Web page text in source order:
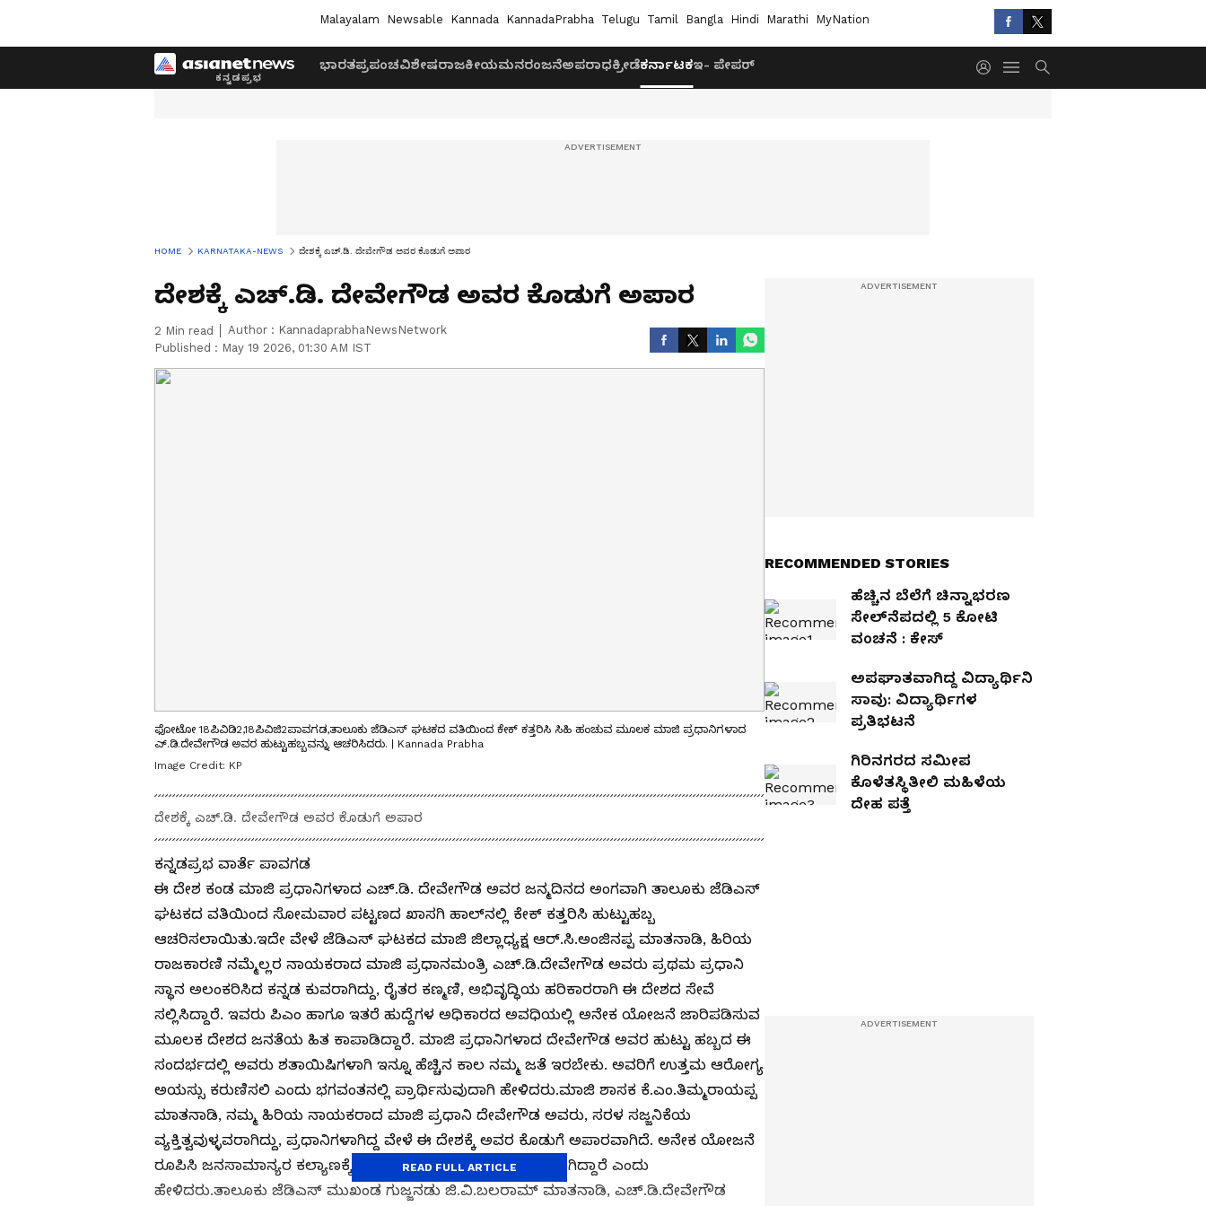
Malayalam Newsable Kannada KannadaPrabha Telugu Tamil Bangla Hindi Marathi MyNation
ಭಾರತಪ್ರಪಂಚವಿಶೇಷರಾಜಕೀಯಮನರಂಜನೆಅಪರಾಧಕ್ರೀಡೆಕರ್ನಾಟಕಇ- ಪೇಪರ್
HOME KARNATAKA-NEWS ದೇಶಕ್ಕೆ ಎಚ್‌.ಡಿ. ದೇವೇಗೌಡ ಅವರ ಕೊಡುಗೆ ಅಪಾರ
ದೇಶಕ್ಕೆ ಎಚ್‌.ಡಿ. ದೇವೇಗೌಡ ಅವರ ಕೊಡುಗೆ ಅಪಾರ
2 Min read Author : KannadaprabhaNewsNetwork
Published : May 19 2026, 01:30 AM IST
ಫೋಟೋ 18ಪಿವಿಡಿ2,18ಪಿವಿಜಿ2ಪಾವಗಡ,ತಾಲೂಕು ಜೆಡಿಎಸ್‌ ಘಟಕದ ವತಿಯಿಂದ ಕೇಕ್‌ ಕತ್ತರಿಸಿ ಸಿಹಿ ಹಂಚುವ ಮೂಲಕ ಮಾಜಿ ಪ್ರಧಾನಿಗಳಾದ
ಎ್‌.ಡಿ.ದೇವೇಗೌಡ ಅವರ ಹುಟ್ಟುಹಬ್ಬವನ್ನು ಆಚರಿಸಿದರು. | Kannada Prabha
Image Credit: KP
ದೇಶಕ್ಕೆ ಎಚ್‌.ಡಿ. ದೇವೇಗೌಡ ಅವರ ಕೊಡುಗೆ ಅಪಾರ
ಕನ್ನಡಪ್ರಭ ವಾರ್ತೆ ಪಾವಗಡ
ಈ ದೇಶ ಕಂಡ ಮಾಜಿ ಪ್ರಧಾನಿಗಳಾದ ಎಚ್‌.ಡಿ. ದೇವೇಗೌಡ ಅವರ ಜನ್ಮದಿನದ ಅಂಗವಾಗಿ ತಾಲೂಕು ಜೆಡಿಎಸ್‌
ಘಟಕದ ವತಿಯಿಂದ ಸೋಮವಾರ ಪಟ್ಟಣದ ಖಾಸಗಿ ಹಾಲ್‌ನಲ್ಲಿ ಕೇಕ್‌ ಕತ್ತರಿಸಿ ಹುಟ್ಟುಹಬ್ಬ
ಆಚರಿಸಲಾಯಿತು.ಇದೇ ವೇಳೆ ಜೆಡಿಎಸ್‌ ಘಟಕದ ಮಾಜಿ ಜಿಲ್ಲಾಧ್ಯಕ್ಷ ಆರ್‌.ಸಿ.ಅಂಜಿನಪ್ಪ ಮಾತನಾಡಿ, ಹಿರಿಯ
ರಾಜಕಾರಣಿ ನಮ್ಮೆಲ್ಲರ ನಾಯಕರಾದ ಮಾಜಿ ಪ್ರಧಾನಮಂತ್ರಿ ಎಚ್‌.ಡಿ.ದೇವೇಗೌಡ ಅವರು ಪ್ರಥಮ ಪ್ರಧಾನಿ
ಸ್ಥಾನ ಅಲಂಕರಿಸಿದ ಕನ್ನಡ ಕುವರಾಗಿದ್ದು, ರೈತರ ಕಣ್ಮಣಿ, ಅಭಿವೃದ್ಧಿಯ ಹರಿಕಾರರಾಗಿ ಈ ದೇಶದ ಸೇವೆ
ಸಲ್ಲಿಸಿದ್ದಾರೆ. ಇವರು ಪಿಎಂ ಹಾಗೂ ಇತರೆ ಹುದ್ದೆಗಳ ಅಧಿಕಾರದ ಅವಧಿಯಲ್ಲಿ ಅನೇಕ ಯೋಜನೆ ಜಾರಿಪಡಿಸುವ
ಮೂಲಕ ದೇಶದ ಜನತೆಯ ಹಿತ ಕಾಪಾಡಿದ್ದಾರೆ. ಮಾಜಿ ಪ್ರಧಾನಿಗಳಾದ ದೇವೇಗೌಡ ಅವರ ಹುಟ್ಟು ಹಬ್ಬದ ಈ
ಸಂದರ್ಭದಲ್ಲಿ ಅವರು ಶತಾಯಿಷಿಗಳಾಗಿ ಇನ್ನೂ ಹೆಚ್ಚಿನ ಕಾಲ ನಮ್ಮ ಜತೆ ಇರಬೇಕು. ಅವರಿಗೆ ಉತ್ತಮ ಆರೋಗ್ಯ
ಅಯಸ್ಸು ಕರುಣಿಸಲಿ ಎಂದು ಭಗವಂತನಲ್ಲಿ ಪ್ರಾರ್ಥಿಸುವುದಾಗಿ ಹೇಳಿದರು.ಮಾಜಿ ಶಾಸಕ ಕೆ.ಎಂ.ತಿಮ್ಮರಾಯಪ್ಪ
ಮಾತನಾಡಿ, ನಮ್ಮ ಹಿರಿಯ ನಾಯಕರಾದ ಮಾಜಿ ಪ್ರಧಾನಿ ದೇವೇಗೌಡ ಅವರು, ಸರಳ ಸಜ್ಜನಿಕೆಯ
ವ್ಯಕ್ತಿತ್ವವುಳ್ಳವರಾಗಿದ್ದು, ಪ್ರಧಾನಿಗಳಾಗಿದ್ದ ವೇಳೆ ಈ ದೇಶಕ್ಕೆ ಅವರ ಕೊಡುಗೆ ಅಪಾರವಾಗಿದೆ. ಅನೇಕ ಯೋಜನೆ
ರೂಪಿಸಿ ಜನಸಾಮಾನ್ಯರ ಕಲ್ಯಾಣಕ್ಕೆ ಕೊಡಿಗೆ ನೀಡಿದ ಧೀಮಂತ ನಾಯಕರಾಗಿದ್ದಾರೆ ಎಂದು
ಹೇಳಿದರು.ತಾಲೂಕು ಜೆಡಿಎಸ್‌ ಮುಖಂಡ ಗುಜ್ಜನಡು ಜಿ.ವಿ.ಬಲರಾಮ್‌ ಮಾತನಾಡಿ, ಎಚ್‌.ಡಿ.ದೇವೇಗೌಡ
READ FULL ARTICLE
RECOMMENDED STORIES
ಹೆಚ್ಚಿನ ಬೆಲೆಗೆ ಚಿನ್ನಾಭರಣ
ಸೇಲ್‌ನೆಪದಲ್ಲಿ 5 ಕೋಟಿ
ವಂಚನೆ : ಕೇಸ್‌
ಅಪಘಾತವಾಗಿದ್ದ ವಿದ್ಯಾರ್ಥಿನಿ
ಸಾವು: ವಿದ್ಯಾರ್ಥಿಗಳ
ಪ್ರತಿಭಟನೆ
ಗಿರಿನಗರದ ಸಮೀಪ
ಕೊಳೆತಸ್ಥಿತೀಲಿ ಮಹಿಳೆಯ
ದೇಹ ಪತ್ತೆ